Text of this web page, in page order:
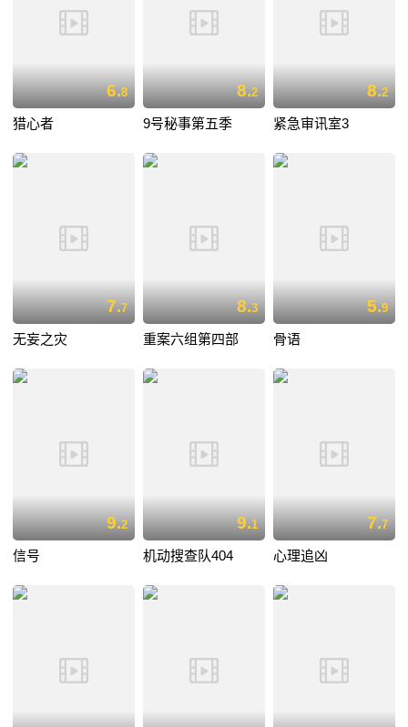
6.8
猎心者
8.2
9号秘事第五季
8.2
紧急审讯室3
7.7
无妄之灾
8.3
重案六组第四部
5.9
骨语
9.2
信号
9.1
机动搜查队404
7.7
心理追凶